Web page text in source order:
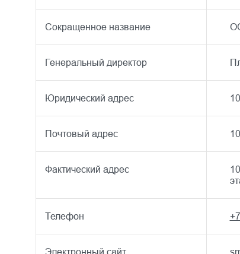
Сокращенное название
Генеральный директор
Юридический адрес
Почтовый адрес
Фактический адрес
Телефон
Электронный сайт